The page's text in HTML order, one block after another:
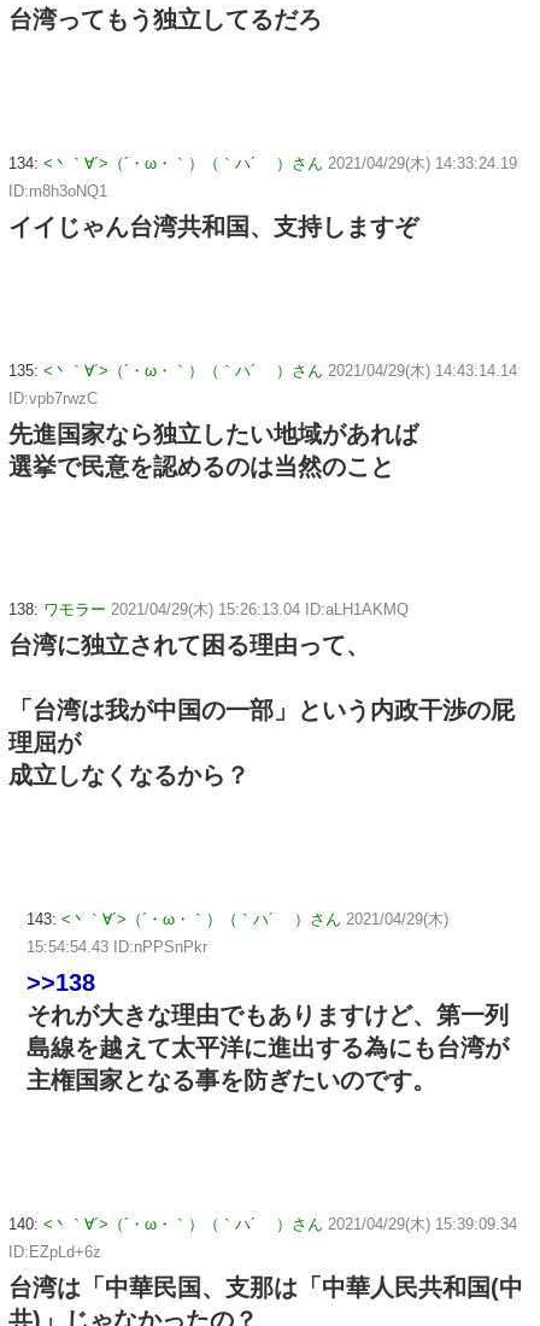
台湾ってもう独立してるだろ
134: <丶｀∀´>（´・ω・｀）（｀ハ´ ）さん 2021/04/29(木) 14:33:24.19
ID:m8h3oNQ1
イイじゃん台湾共和国、支持しますぞ
135: <丶｀∀´>（´・ω・｀）（｀ハ´ ）さん 2021/04/29(木) 14:43:14.14
ID:vpb7rwzC
先進国家なら独立したい地域があれば
選挙で民意を認めるのは当然のこと
138: ワモラー 2021/04/29(木) 15:26:13.04 ID:aLH1AKMQ
台湾に独立されて困る理由って、
「台湾は我が中国の一部」という内政干渉の屁
理屈が
成立しなくなるから？
143: <丶｀∀´>（´・ω・｀）（｀ハ´ ）さん 2021/04/29(木)
15:54:54.43 ID:nPPSnPkr
>>138
それが大きな理由でもありますけど、第一列
島線を越えて太平洋に進出する為にも台湾が
主権国家となる事を防ぎたいのです。
140: <丶｀∀´>（´・ω・｀）（｀ハ´ ）さん 2021/04/29(木) 15:39:09.34
ID:EZpLd+6z
台湾は「中華民国、支那は「中華人民共和国(中
共)」じゃなかったの？